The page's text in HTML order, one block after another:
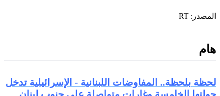
المصدر: RT
هام
لحظة بلحظة.. المفاوضات اللبنانية - الإسرائيلية تدخل